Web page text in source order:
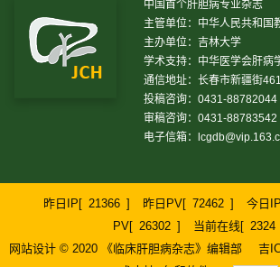
中国首个肝胆病专业杂志
主管单位：中华人民共和国
主办单位：吉林大学
学术支持：中华医学会肝病
通信地址：长春市新疆街
投稿咨询：0431-88782044
审稿咨询：0431-88783542
电子信箱：
昨日IP[ 21366 ] 昨日PV[ 72462 ] 今日
PV[ 26302 ] 当前在线[ 2324
网站设计 © 2020 《临床肝胆病杂志》编辑部
吉